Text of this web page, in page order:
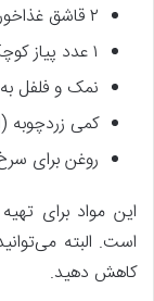
۲ قاشق غذاخوری آرد سفید
۱ عدد پیاز کوچک
نمک و فلفل به
کمی زردچوبه
روغن برای
است. البته
کاهش دهید.